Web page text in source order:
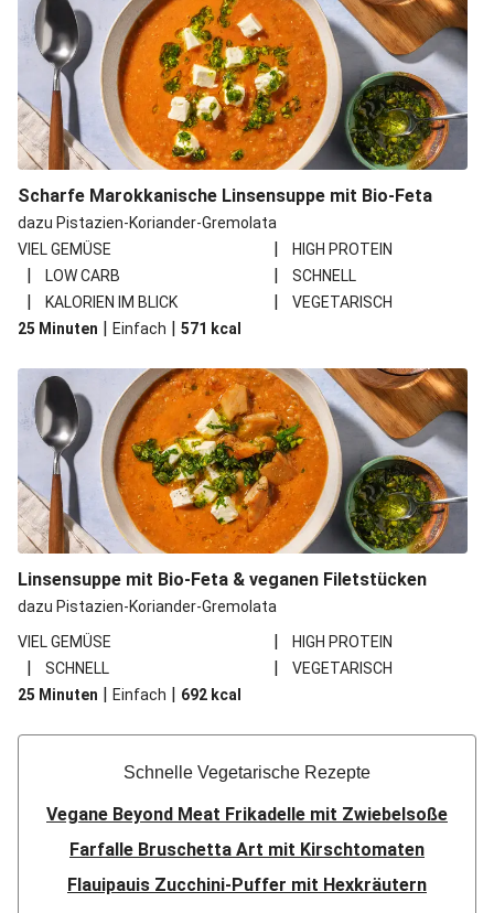
Scharfe Marokkanische Linsensuppe mit Bio-Feta
dazu Pistazien-Koriander-Gremolata
VIEL GEMÜSE
| HIGH PROTEIN
| LOW CARB | SCHNELL
| KALORIEN IM BLICK |
VEGETARISCH
25 Minuten | Einfach | 571 kcal
Linsensuppe mit Bio-Feta & veganen Filetstücken
dazu Pistazien-Koriander-Gremolata
VIEL GEMÜSE
| HIGH PROTEIN
| SCHNELL |
VEGETARISCH
25 Minuten | Einfach | 692 kcal
Schnelle Vegetarische Rezepte
Vegane Beyond Meat Frikadelle mit Zwiebelsoße
Farfalle Bruschetta Art mit Kirschtomaten
Flauipauis Zucchini-Puffer mit Hexkräutern